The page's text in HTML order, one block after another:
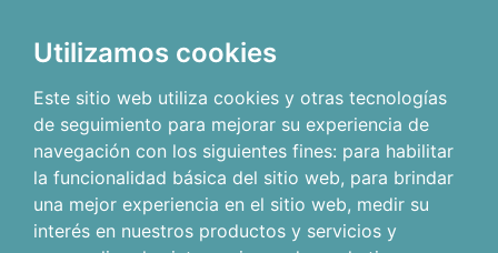
Utilizamos cookies
Este sitio web utiliza cookies y otras tecnologías
de seguimiento para mejorar su experiencia de
navegación con los siguientes fines: para habilitar
la funcionalidad básica del sitio web, para brindar
una mejor experiencia en el sitio web, medir su
interés en nuestros productos y servicios y